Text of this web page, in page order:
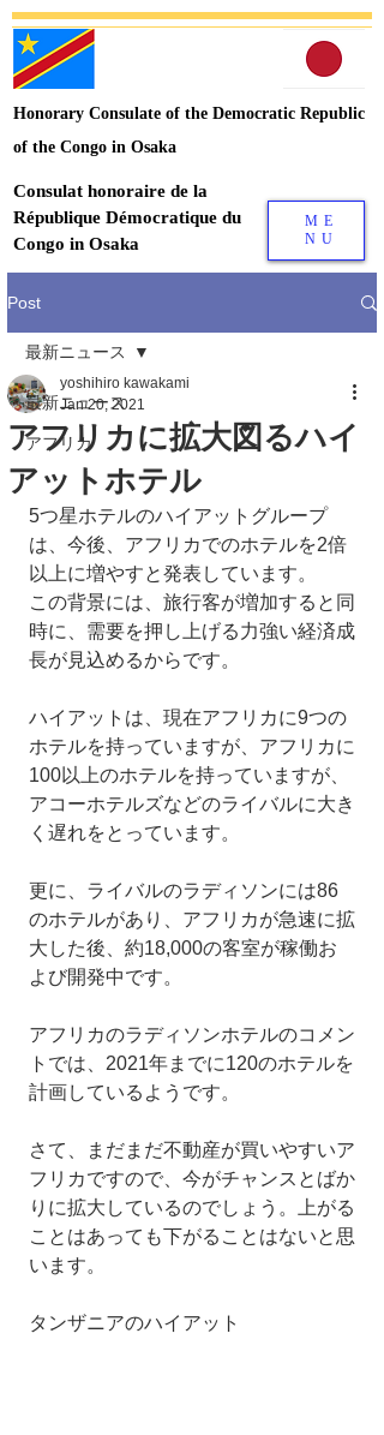
Honorary Consulate of the Democratic Republic
of the Congo in Osaka
Consulat honoraire de la
République Démocratique du
Congo in Osaka
ME
NU
Post
最新ニュース
アフリカ
最新ニュース
アフリカに拡大図るハイ
アットホテル
yoshihiro kawakami
Jan 20, 2021
5つ星ホテルのハイアットグループ
は、今後、アフリカでのホテルを2倍
以上に増やすと発表しています。
この背景には、旅行客が増加すると同
時に、需要を押し上げる力強い経済成
長が見込めるからです。
ハイアットは、現在アフリカに9つの
ホテルを持っていますが、アフリカに
100以上のホテルを持っていますが、
アコーホテルズなどのライバルに大き
く遅れをとっています。
更に、ライバルのラディソンには86
のホテルがあり、アフリカが急速に拡
大した後、約18,000の客室が稼働お
よび開発中です。
アフリカのラディソンホテルのコメン
トでは、2021年までに120のホテルを
計画しているようです。
さて、まだまだ不動産が買いやすいア
フリカですので、今がチャンスとばか
りに拡大しているのでしょう。上がる
ことはあっても下がることはないと思
います。
タンザニアのハイアット